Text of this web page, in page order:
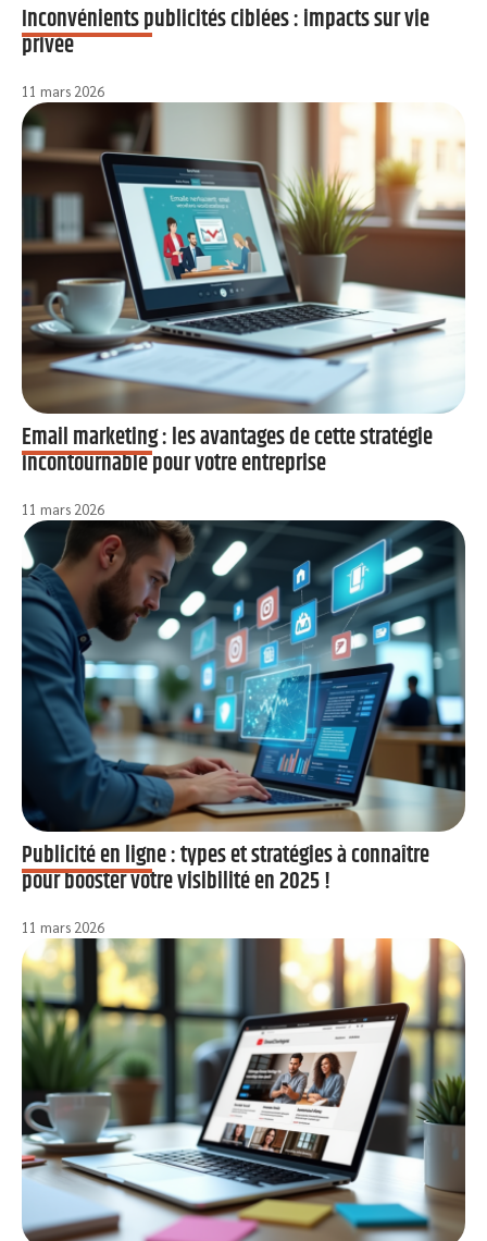
Inconvénients publicités ciblées : impacts sur vie
privée
11 mars 2026
Email marketing : les avantages de cette stratégie
incontournable pour votre entreprise
11 mars 2026
Publicité en ligne : types et stratégies à connaître
pour booster votre visibilité en 2025 !
11 mars 2026